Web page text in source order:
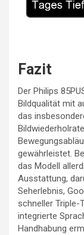
Fazit
Der Philips
Bildqualität mit
das
gewährleistet.
das Modell
Ausstattung,
Seherlebnis,
schneller Triple-
integrierte
Handhabung